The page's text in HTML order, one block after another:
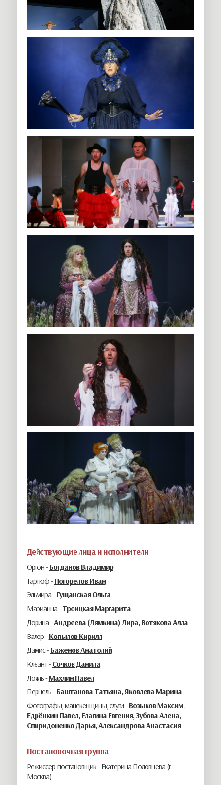
Действующие лица и исполнители
Оргон - Богданов Владимир
Тартюф - Погорелов Иван
Эльмира - Гущанская Ольга
Марианна - Троицкая Маргарита
Дорина -Андреева (Лямкина) Лира, Вотякова Алла
Валер - Копылов Кирилл
Дамис - Баженов Анатолий
Клеант - Сочков Данила
Лояль -Махлин Павел
Пернель - Баштанова Татьяна, Яковлева Марина
Фотографы, манекенщицы, слуги - Возыков Максим,
Едрёнкин Павел, Елагина Евгения,Зубова Алена,
Спиридоненко Дарья,Александрова Анастасия
Постановочная группа
Режиссер-постановщик -Екатерина Половцева (г.
Москва)